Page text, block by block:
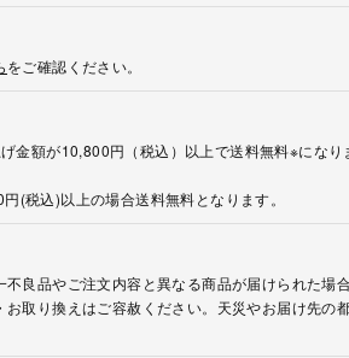
をご確認ください。
金額が10,800円（税込）以上で送料無料※にな
(税込)以上の場合送料無料となります。
良品やご注文内容と異なる商品が届けられた
取り換えはご容赦ください。天災やお届け先